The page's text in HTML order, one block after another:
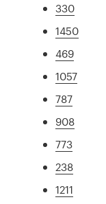
330
1450
469
1057
787
908
773
238
1211